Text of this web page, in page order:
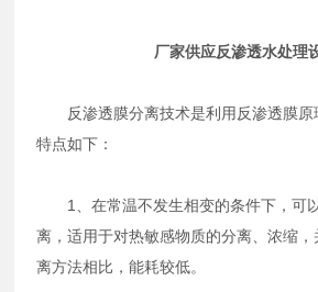
厂家供应反渗透水处理
反渗透膜分离技术是利用反渗透膜原
特点如下：
1、在常温不发生相变的条件下，可
离，适用于对热敏感物质的分离、浓缩
离方法相比，能耗较低。